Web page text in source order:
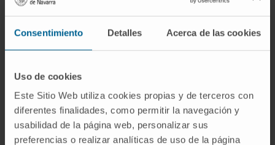
Consentimiento Detalles Acerca de las cookies
Uso de cookies
Este Sitio Web utiliza cookies propias y de terceros con
diferentes finalidades, como permitir la navegación y
usabilidad de la página web, personalizar sus
preferencias o realizar analíticas de uso de la página
Nov;60:24-31. doi: 10.1016/j.ctrv.2017.08.004.
Epub 2017 Aug 31.